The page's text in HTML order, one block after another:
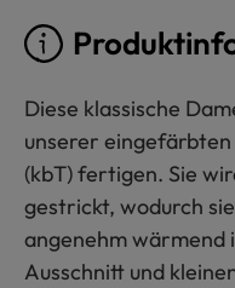
Diese klassische
unserer
(kbT) fertigen. Sie
gestrickt, wodurch
angenehm wärmend
Ausschnitt und